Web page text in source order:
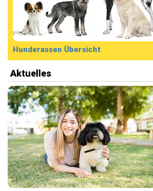
Hunderassen Übersicht
Aktuelles